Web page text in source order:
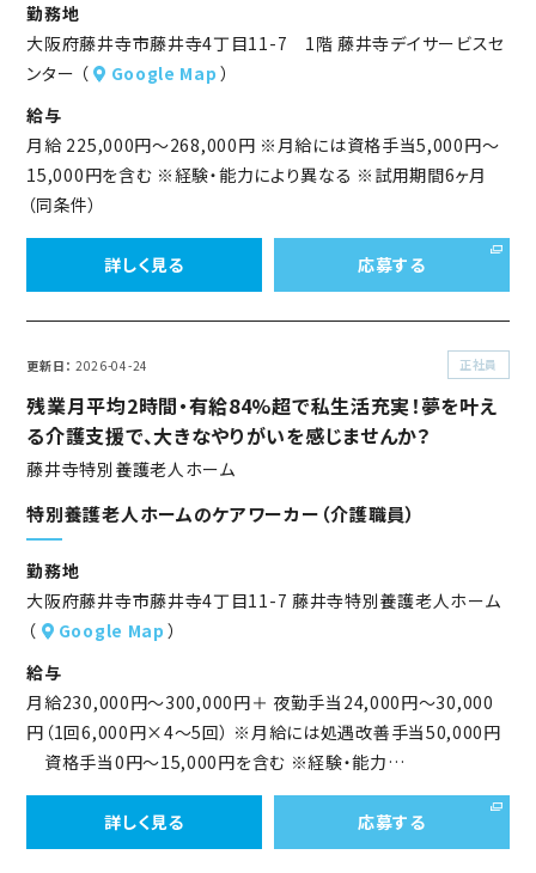
勤務地
大阪府藤井寺市藤井寺4丁目11-7 1階 藤井寺デイサービスセ
ンター （
Google Map ）
給与
月給 225,000円～268,000円 ※月給には資格手当5,000円～
15,000円を含む ※経験・能力により異なる ※試用期間6ヶ月
（同条件）
詳しく見る 応募する
更新日 2026-04-24 正社員
残業月平均2時間・有給84%超で私生活充実！夢を叶え
る介護支援で、大きなやりがいを感じませんか？
藤井寺特別養護老人ホーム
特別養護老人ホームのケアワーカー（介護職員）
勤務地
大阪府藤井寺市藤井寺4丁目11-7 藤井寺特別養護老人ホーム
（
Google Map ）
給与
月給230,000円～300,000円＋ 夜勤手当24,000円～30,000
円（1回6,000円×4～5回） ※月給には処遇改善手当50,000円
資格手当0円～15,000円を含む ※経験・能力…
詳しく見る 応募する